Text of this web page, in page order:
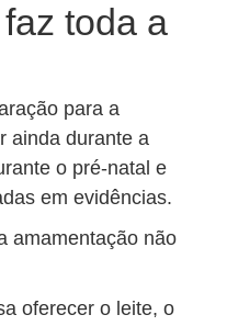
toda a
para a
ainda durante a
o pré-natal e
em evidências.
amamentação não
oferecer o leite, o